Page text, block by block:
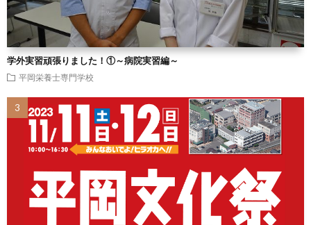
学外実習頑張りました！①～病院実習編～
平岡栄養士専門学校